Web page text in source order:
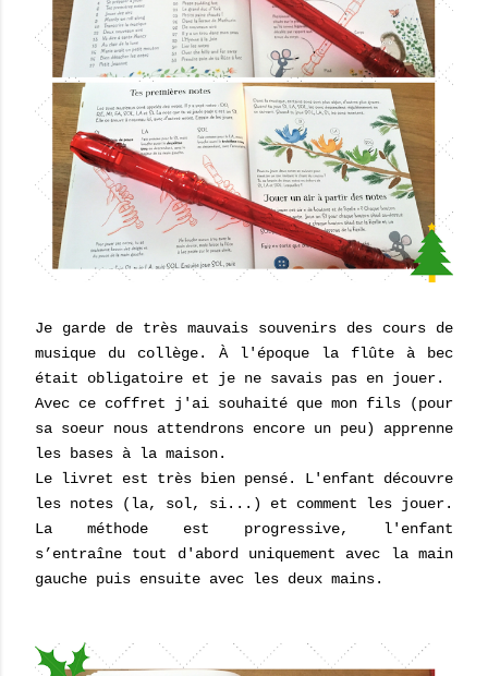
Je garde de très mauvais souvenirs des cours de
musique du collège. À l'époque la flûte à bec
était obligatoire et je ne savais pas en jouer.
Avec ce coffret j'ai souhaité que mon fils (pour
sa soeur nous attendrons encore un peu) apprenne
les bases à la maison.
Le livret est très bien pensé. L'enfant découvre
les notes (la, sol, si...) et comment les jouer.
La méthode est progressive, l'enfant
s’entraîne tout d'abord uniquement avec la main
gauche puis ensuite avec les deux mains.